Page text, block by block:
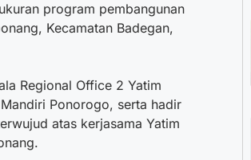
program pembangunan
Kecamatan Badegan,
Regional Office 2 Yatim
Ponorogo, serta hadir
atas kerjasama Yatim